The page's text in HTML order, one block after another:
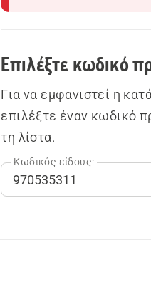
Επιλέξτε κωδικό
Για να εμφανιστεί η
επιλέξτε έναν κωδικό
τη λίστα.
Κωδικός είδους: